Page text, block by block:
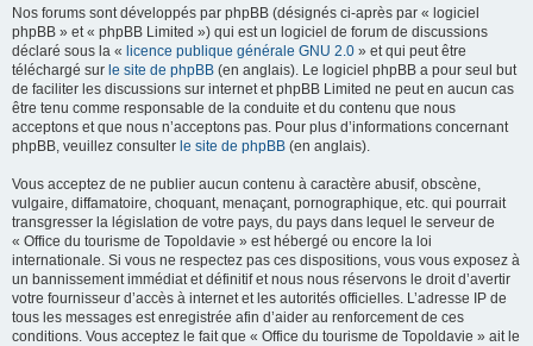
Nos forums sont développés par phpBB (désignés ci-après par « logiciel
phpBB » et « phpBB Limited ») qui est un logiciel de forum de discussions
déclaré sous la « licence publique générale GNU 2.0 » et qui peut être
téléchargé sur le site de phpBB (en anglais). Le logiciel phpBB a pour seul but
de faciliter les discussions sur internet et phpBB Limited ne peut en aucun cas
être tenu comme responsable de la conduite et du contenu que nous
acceptons et que nous n’acceptons pas. Pour plus d’informations concernant
phpBB, veuillez consulter le site de phpBB (en anglais).
Vous acceptez de ne publier aucun contenu à caractère abusif, obscène,
vulgaire, diffamatoire, choquant, menaçant, pornographique, etc. qui pourrait
transgresser la législation de votre pays, du pays dans lequel le serveur de
« Office du tourisme de Topoldavie » est hébergé ou encore la loi
internationale. Si vous ne respectez pas ces dispositions, vous vous exposez à
un bannissement immédiat et définitif et nous nous réservons le droit d’avertir
votre fournisseur d’accès à internet et les autorités officielles. L’adresse IP de
tous les messages est enregistrée afin d’aider au renforcement de ces
conditions. Vous acceptez le fait que « Office du tourisme de Topoldavie » ait le